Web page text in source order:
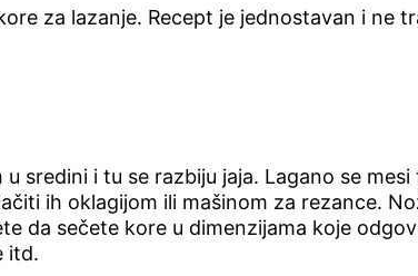
za lazanje. Recept je jednostavan i ne
sredini i tu se razbiju jaja. Lagano se
ih oklagijom ili mašinom za rezance.
da sečete kore u dimenzijama koje
itd.